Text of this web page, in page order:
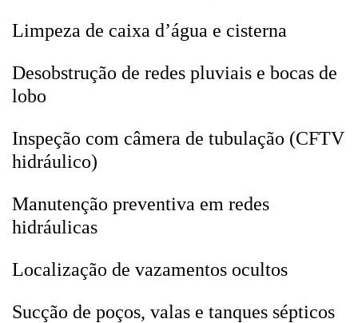
Limpeza de caixa d’água e cisterna
Desobstrução de redes pluviais e bocas de
lobo
Inspeção com câmera de tubulação (CFTV
hidráulico)
Manutenção preventiva em redes
hidráulicas
Localização de vazamentos ocultos
Sucção de poços, valas e tanques sépticos